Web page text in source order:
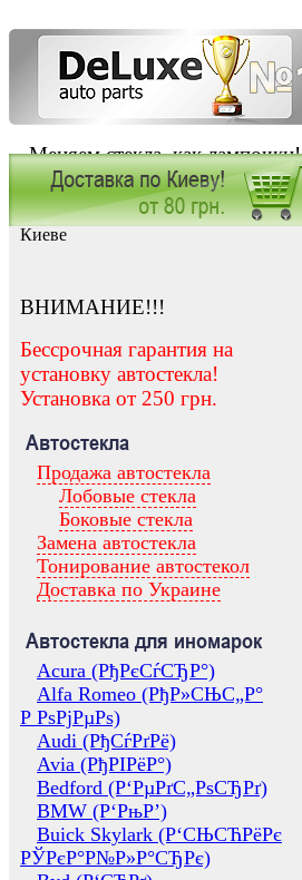
Меняем стекла, как лампочки!
Заказать установку автостекла в
Киеве
ВНИМАНИЕ!!!
Бессрочная гарантия на
установку автостекла!
Установка от 250 грн.
Автостекла
Продажа автостекла
Лобовые стекла
Боковые стекла
Замена автостекла
Тонирование автостекол
Доставка по Украине
Автостекла для иномарок
Acura (РђРєСѓСЂР°)
Alfa Romeo (РђР»СЊС„Р°
Р РѕРјРµРѕ)
Audi (РђСѓРґРё)
Avia (РђРІРёР°)
Bedford (Р‘РµРґС„РѕСЂРґ)
BMW (Р‘РњР’)
Buick Skylark (Р‘СЊСЋРёРє
РЎРєР°Р№Р»Р°СЂРє)